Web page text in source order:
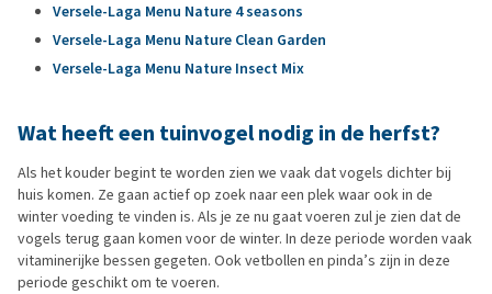
Versele-Laga Menu Nature 4 seasons
Versele-Laga Menu Nature Clean Garden
Versele-Laga Menu Nature Insect Mix
Wat heeft een tuinvogel nodig in de herfst?
Als het kouder begint te worden zien we vaak dat vogels dichter bij
huis komen. Ze gaan actief op zoek naar een plek waar ook in de
winter voeding te vinden is. Als je ze nu gaat voeren zul je zien dat de
vogels terug gaan komen voor de winter. In deze periode worden vaak
vitaminerijke bessen gegeten. Ook vetbollen en pinda’s zijn in deze
periode geschikt om te voeren.